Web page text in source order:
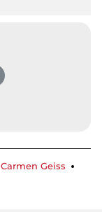
Carmen Geiss